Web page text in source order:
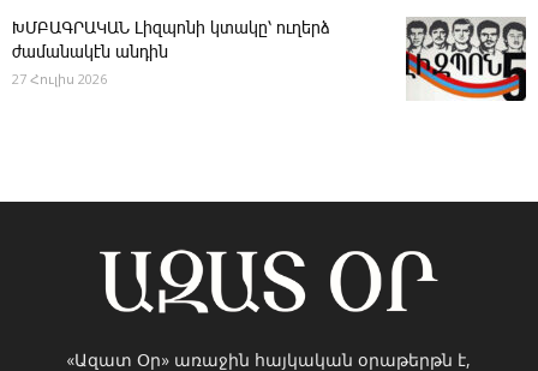
ԽՄԲԱԳՐԱԿԱՆ ­Լիզպոնի կտակը՝ ուղերձ
ժամանակէն անդին
27 Հուլիս 2026
«Ազատ Օր» առաջին հայկական օրաթերթն է,